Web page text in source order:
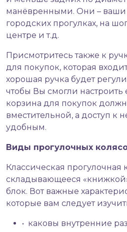
манёвренными. Они – ваши
городских прогулках, на
центре и т.д.
Присмотритесь также к
для покупок, которая
хорошая ручка будет
чтобы Вы смогли настроить
корзина для покупок
вместительной, а доступ к
удобным.
Виды прогулочных
Классическая прогулочная
складывающееся
блок. Вот важные
которые вам следует
• каковы внутренние